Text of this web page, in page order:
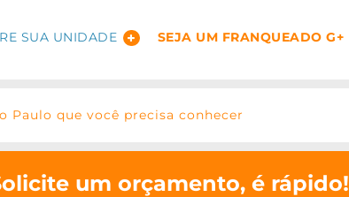
SUA UNIDADE SEJA UM FRANQUEADO G+
Paulo que você precisa conhecer
um orçamento, é rápido!